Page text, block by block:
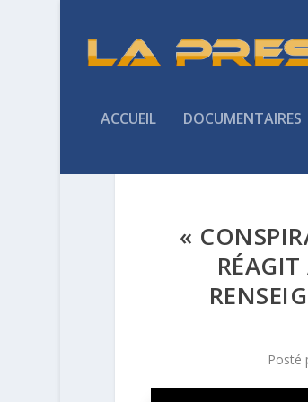
ACCUEIL DOCUMENTAIRES
«
Posté